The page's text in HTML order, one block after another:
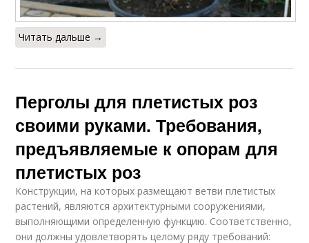
Читать дальше →
Перголы для плетистых роз
своими руками. Требования,
предъявляемые к опорам для
плетистых роз
Конструкции, на которых размещают ветви плетистых
растений, являются архитектурными сооружениями,
выполняющими определенную функцию. Соответственно,
они должны удовлетворять целому ряду требований: